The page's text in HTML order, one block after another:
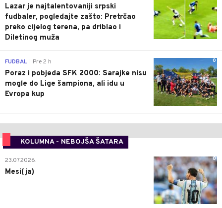
Lazar je najtalentovaniji srpski
fudbaler, pogledajte zašto: Pretrčao
preko cijelog terena, pa driblao i
Diletinog muža
0
FUDBAL Pre 2 h
Poraz i pobjeda SFK 2000: Sarajke nisu
mogle do Lige šampiona, ali idu u
Evropa kup
KOLUMNA - NEBOJŠA ŠATARA
0
23.07.2026.
Mesi(ja)